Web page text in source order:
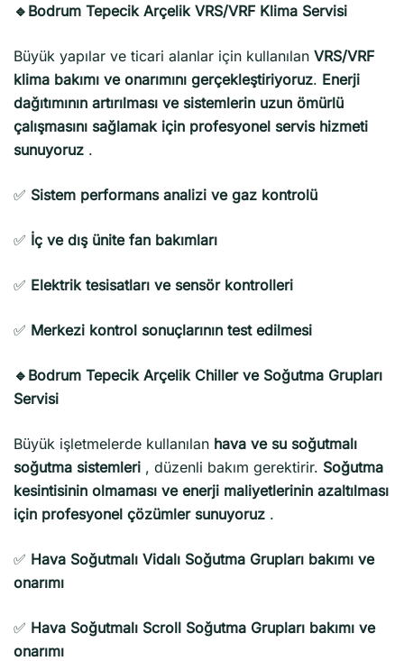
🔹Bodrum Tepecik Arçelik VRS/VRF Klima Servisi
Büyük yapılar ve ticari alanlar için kullanılan VRS/VRF
klima bakımı ve onarımını gerçekleştiriyoruz. Enerji
dağıtımının artırılması ve sistemlerin uzun ömürlü
çalışmasını sağlamak için profesyonel servis hizmeti
sunuyoruz .
✅ Sistem performans analizi ve gaz kontrolü
✅ İç ve dış ünite fan bakımları
✅ Elektrik tesisatları ve sensör kontrolleri
✅ Merkezi kontrol sonuçlarının test edilmesi
🔹Bodrum Tepecik Arçelik Chiller ve Soğutma Grupları
Servisi
Büyük işletmelerde kullanılan hava ve su soğutmalı
soğutma sistemleri , düzenli bakım gerektirir. Soğutma
kesintisinin olmaması ve enerji maliyetlerinin azaltılması
için profesyonel çözümler sunuyoruz .
✅ Hava Soğutmalı Vidalı Soğutma Grupları bakımı ve
onarımı
✅ Hava Soğutmalı Scroll Soğutma Grupları bakımı ve
onarımı